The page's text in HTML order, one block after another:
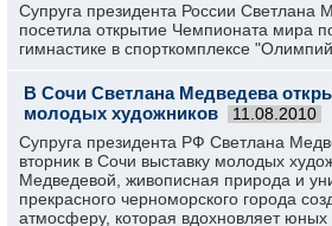
Супруга президента России Светлана
посетила открытие Чемпионата мира
гимнастике в спорткомплексе
В Сочи Светлана Медведева
молодых художников
11.08.2010
Супруга президента РФ Светлана
вторник в Сочи выставку молодых
Медведевой, живописная природа и
прекрасного черноморского города
атмосферу, которая вдохновляет юных